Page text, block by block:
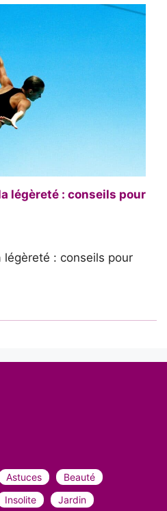
légèreté : conseils pour
: conseils pour
Astuces
Beauté
Insolite Jardin